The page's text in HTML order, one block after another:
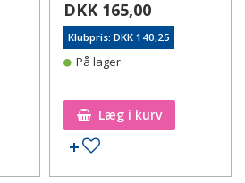
DKK 165,00
Klubpris: DKK 140,25
På lager
Læg i kurv
Tilføj til ønskeseddel